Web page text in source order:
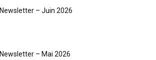
Newsletter – Juin 2026
Newsletter – Mai 2026